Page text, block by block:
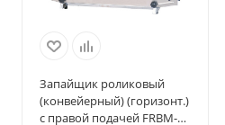
Запайщик роликовый
(конвейерный) (горизонт.)
с правой подачей FRBM-